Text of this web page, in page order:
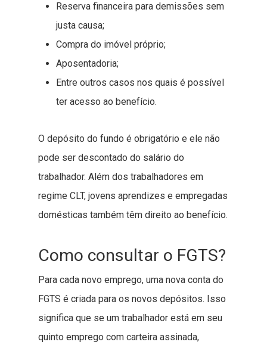
Reserva financeira para demissões sem
justa causa;
Compra do imóvel próprio;
Aposentadoria;
Entre outros casos nos quais é possível
ter acesso ao benefício.
O depósito do fundo é obrigatório e ele não
pode ser descontado do salário do
trabalhador. Além dos trabalhadores em
regime CLT, jovens aprendizes e empregadas
domésticas também têm direito ao benefício.
Como consultar o FGTS?
Para cada novo emprego, uma nova conta do
FGTS é criada para os novos depósitos. Isso
significa que se um trabalhador está em seu
quinto emprego com carteira assinada,